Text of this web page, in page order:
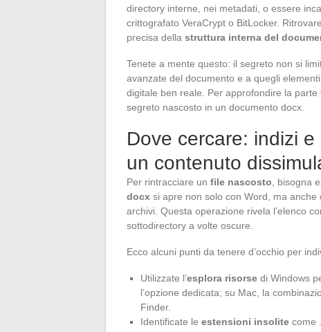
directory interne, nei metadati, o essere
crittografato VeraCrypt o BitLocker.
precisa della struttura interna del
Tenete a mente questo: il segreto non si
avanzate del documento e a quegli
digitale ben reale. Per approfondire la
segreto nascosto in un documento docx.
Dove cercare: indizi
un contenuto
Per rintracciare un file nascosto , bisogna
docx si apre non solo con Word, ma
archivi. Questa operazione rivela l’elenco
sottodirectory a volte oscure.
Ecco alcuni punti da tenere d’occhio per
Utilizzate l’esplora risorse di Windows
l’opzione dedicata; su Mac, la
Finder.
Identificate le estensioni insolite come